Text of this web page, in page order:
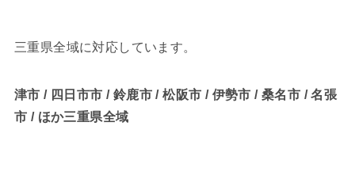
三重県全域に対応しています。
津市 / 四日市市 / 鈴鹿市 / 松阪市 / 伊勢市 / 桑名市 / 名張
市 / ほか三重県全域